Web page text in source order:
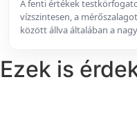
A fenti értékek
vízszintesen, a
között állva általában a
Ezek is